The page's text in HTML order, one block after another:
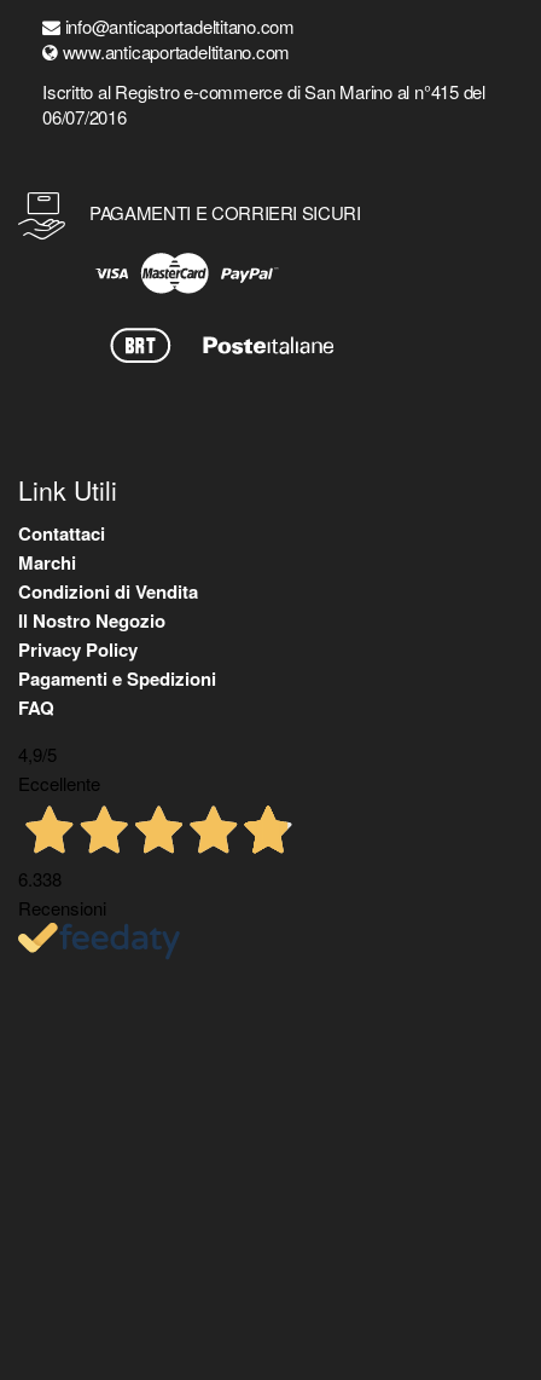
info@anticaportadeltitano.com
www.anticaportadeltitano.com
Iscritto al Registro e-commerce di San Marino al n°415 del
06/07/2016
PAGAMENTI E CORRIERI SICURI
Link Utili
Contattaci
Marchi
Condizioni di Vendita
Il Nostro Negozio
Privacy Policy
Pagamenti e Spedizioni
FAQ
4,9/5
Eccellente
6.338
Recensioni